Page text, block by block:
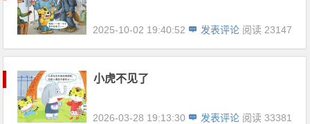
2025-10-02 19:40:52 发表评论 阅读 23147
小虎不见了
2026-03-28 19:13:30 发表评论 阅读 33381